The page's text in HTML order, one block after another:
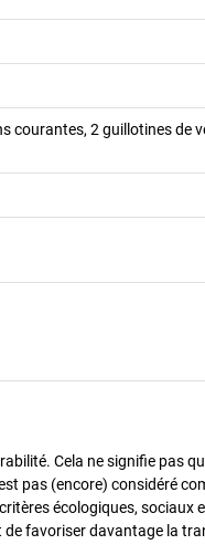
courantes, 2 guillotines de
Cela ne signifie pas
pas (encore) considéré
écologiques,
de favoriser davantage la